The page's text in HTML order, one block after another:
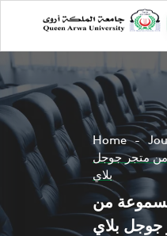
Home
متجر جوجل
بلاي
من
جوجل بلاي